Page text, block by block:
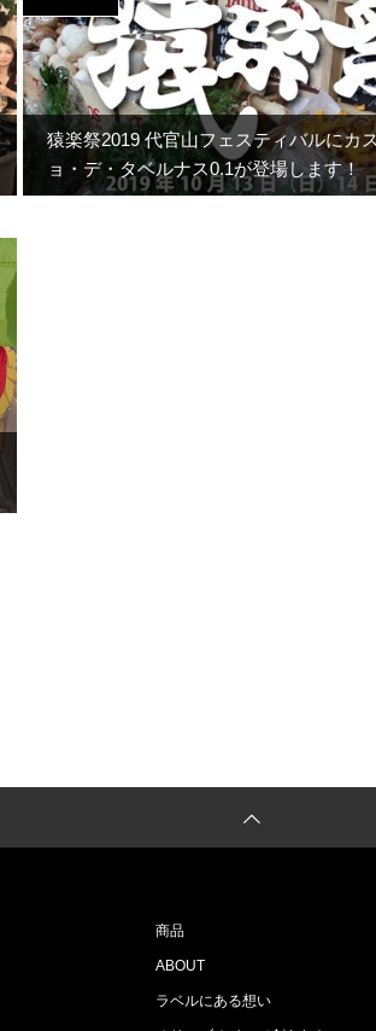
猿楽祭2019 代官山フェスティバルにカ
ョ・デ・タベルナス0.1が登場します！
商品
ABOUT
ラベルにある想い